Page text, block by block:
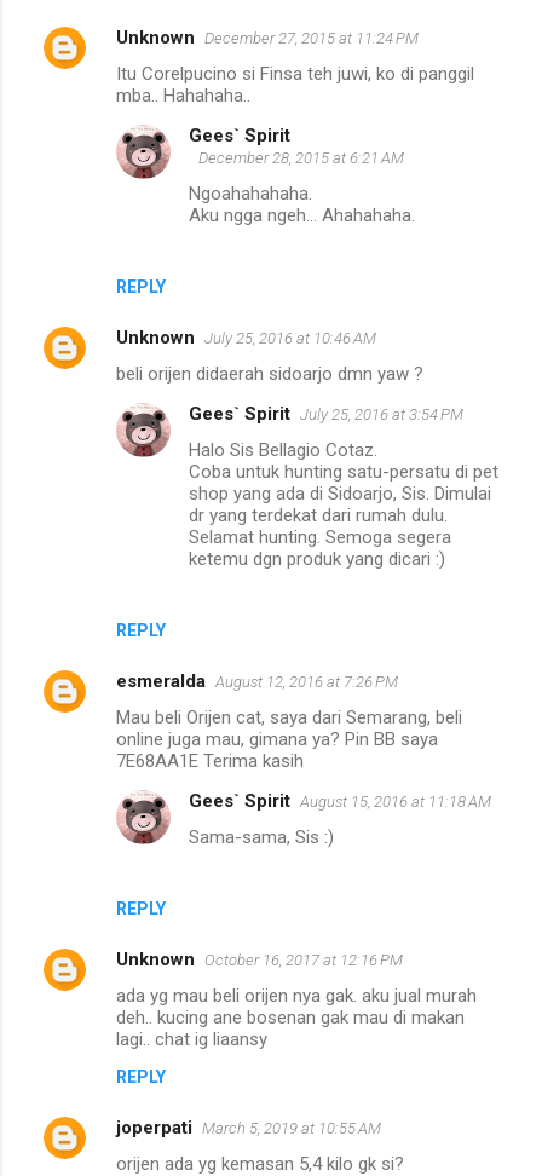
Unknown December 27, 2015 at 11:24 PM
Itu Corelpucino si Finsa teh juwi, ko di panggil
mba.. Hahahaha..
REPLY
Gees` Spirit
December 28, 2015 at 6:21 AM
Ngoahahahaha.
Aku ngga ngeh... Ahahahaha.
Unknown July 25, 2016 at 10:46 AM
beli orijen didaerah sidoarjo dmn yaw ?
REPLY
Gees` Spirit July 25, 2016 at 3:54 PM
Halo Sis Bellagio Cotaz.
Coba untuk hunting satu-persatu di pet
shop yang ada di Sidoarjo, Sis. Dimulai
dr yang terdekat dari rumah dulu.
Selamat hunting. Semoga segera
ketemu dgn produk yang dicari :)
esmeralda August 12, 2016 at 7:26 PM
Mau beli Orijen cat, saya dari Semarang, beli
online juga mau, gimana ya? Pin BB saya
7E68AA1E Terima kasih
REPLY
Gees` Spirit August 15, 2016 at 11:18 AM
Sama-sama, Sis :)
Unknown October 16, 2017 at 12:16 PM
ada yg mau beli orijen nya gak. aku jual murah
deh.. kucing ane bosenan gak mau di makan
lagi.. chat ig liaansy
REPLY
joperpati March 5, 2019 at 10:55 AM
orijen ada yg kemasan 5,4 kilo gk si?